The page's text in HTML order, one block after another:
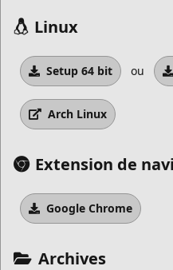
Linux
Setup 64 bit ou
Arch Linux
Extension de
Google Chrome
Archives